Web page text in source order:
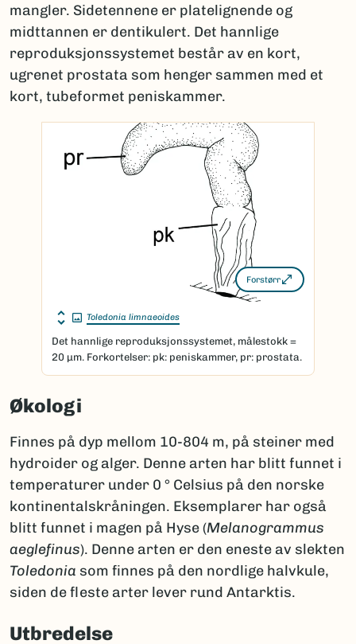
mangler. Sidetennene er platelignende og
midttannen er dentikulert. Det hannlige
reproduksjonssystemet består av en kort,
ugrenet prostata som henger sammen med et
kort, tubeformet peniskammer.
Forstørr
Toledonia limnaeoides
Det hannlige reproduksjonssystemet, målestokk =
20 μm. Forkortelser: pk: peniskammer, pr: prostata.
Økologi
Finnes på dyp mellom 10-804 m, på steiner med
hydroider og alger. Denne arten har blitt funnet i
temperaturer under 0 ° Celsius på den norske
kontinentalskråningen. Eksemplarer har også
blitt funnet i magen på Hyse (Melanogrammus
aeglefinus). Denne arten er den eneste av slekten
Toledonia som finnes på den nordlige halvkule,
siden de fleste arter lever rund Antarktis.
Utbredelse